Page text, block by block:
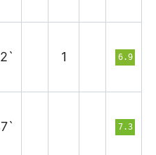
1 6.9
7.3